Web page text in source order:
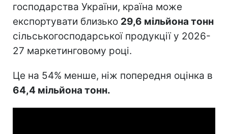
господарства України, країна може
експортувати близько 29,6 мільйона тонн
сільськогосподарської продукції у 2026-
27 маркетинговому році.
Це на 54% менше, ніж попередня оцінка в
64,4 мільйона тонн.